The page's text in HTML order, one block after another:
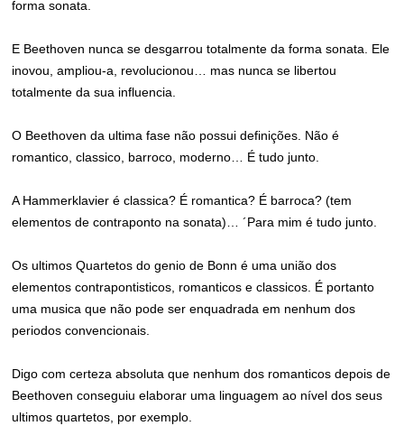
forma sonata.
E Beethoven nunca se desgarrou totalmente da forma sonata. Ele
inovou, ampliou-a, revolucionou… mas nunca se libertou
totalmente da sua influencia.
O Beethoven da ultima fase não possui definições. Não é
romantico, classico, barroco, moderno… É tudo junto.
A Hammerklavier é classica? É romantica? É barroca? (tem
elementos de contraponto na sonata)… ´Para mim é tudo junto.
Os ultimos Quartetos do genio de Bonn é uma união dos
elementos contrapontisticos, romanticos e classicos. É portanto
uma musica que não pode ser enquadrada em nenhum dos
periodos convencionais.
Digo com certeza absoluta que nenhum dos romanticos depois de
Beethoven conseguiu elaborar uma linguagem ao nível dos seus
ultimos quartetos, por exemplo.